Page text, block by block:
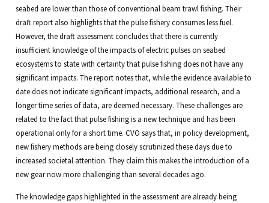
seabed are lower than those of conventional beam trawl fishing. Their
draft report also highlights that the pulse fishery consumes less fuel.
However, the draft assessment concludes that there is currently
insufficient knowledge of the impacts of electric pulses on seabed
ecosystems to state with certainty that pulse fishing does not have any
significant impacts. The report notes that, while the evidence available to
date does not indicate significant impacts, additional research, and a
longer time series of data, are deemed necessary. These challenges are
related to the fact that pulse fishing is a new technique and has been
operational only for a short time. CVO says that, in policy development,
new fishery methods are being closely scrutinized these days due to
increased societal attention. They claim this makes the introduction of a
new gear now more challenging than several decades ago.
The knowledge gaps highlighted in the assessment are already being